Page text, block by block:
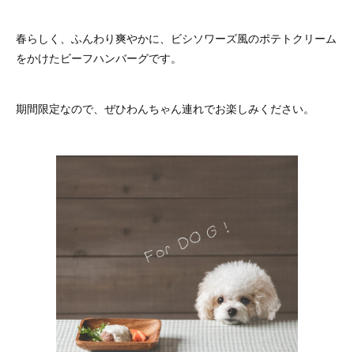
春らしく、ふんわり爽やかに、ビシソワーズ風のポテトクリーム
をかけたビーフハンバーグです。
期間限定なので、ぜひわんちゃん連れでお楽しみください。